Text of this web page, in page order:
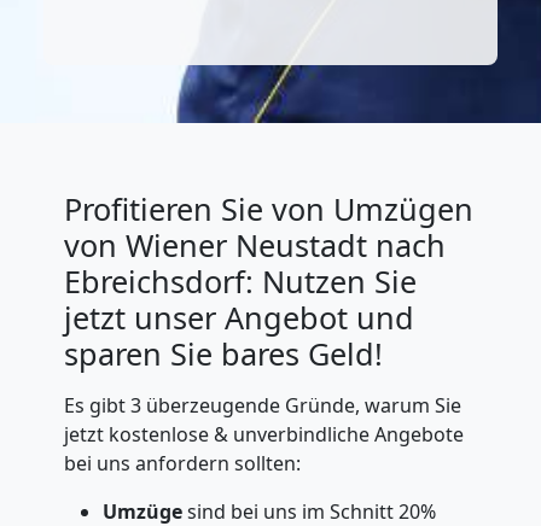
Profitieren Sie von Umzügen
von Wiener Neustadt nach
Ebreichsdorf: Nutzen Sie
jetzt unser Angebot und
sparen Sie bares Geld!
Es gibt 3 überzeugende Gründe, warum Sie
jetzt kostenlose & unverbindliche Angebote
bei uns anfordern sollten:
Umzügesind bei uns im Schnitt 20%